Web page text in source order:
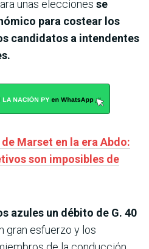
unas elecciones se
para costear los
candidatos a intendentes
Marset en la era Abdo:
son imposibles de
azules un débito de G. 40
gran esfuerzo y los